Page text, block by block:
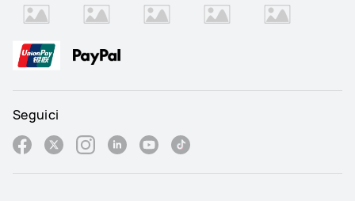
Seguici